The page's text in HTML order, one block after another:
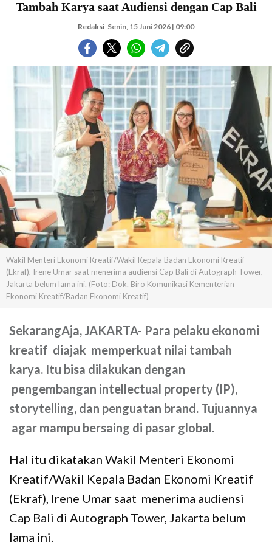
Tambah Karya saat Audiensi dengan Cap Bali
Redaksi Senin, 15 Juni 2026 | 09:00
Wakil Menteri Ekonomi Kreatif/Wakil Kepala Badan Ekonomi Kreatif
(Ekraf), Irene Umar saat menerima audiensi Cap Bali di Autograph Tower,
Jakarta belum lama ini. (Foto: Dok. Biro Komunikasi Kementerian
Ekonomi Kreatif/Badan Ekonomi Kreatif)
SekarangAja, JAKARTA- Para pelaku ekonomi
kreatif diajak memperkuat nilai tambah
karya. Itu bisa dilakukan dengan
pengembangan intellectual property (IP),
storytelling, dan penguatan brand. Tujuannya
agar mampu bersaing di pasar global.
Hal itu dikatakan Wakil Menteri Ekonomi
Kreatif/Wakil Kepala Badan Ekonomi Kreatif
(Ekraf), Irene Umar saat menerima audiensi
Cap Bali di Autograph Tower, Jakarta belum
lama ini.